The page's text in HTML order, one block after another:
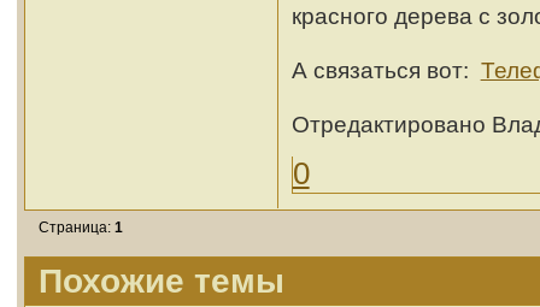
красного дерева с
А связаться вот:
Отредактировано
0
Страница: 1
Похожие темы